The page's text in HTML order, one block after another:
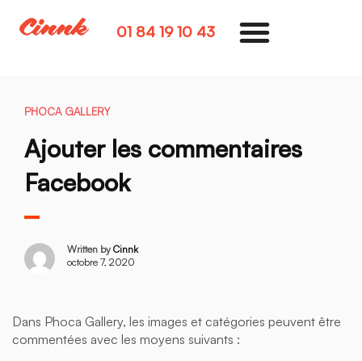
01 84 19 10 43
PHOCA GALLERY
Ajouter les commentaires
Facebook
Written by Cinnk
octobre 7, 2020
Dans Phoca Gallery, les images et catégories peuvent être
commentées avec les moyens suivants :